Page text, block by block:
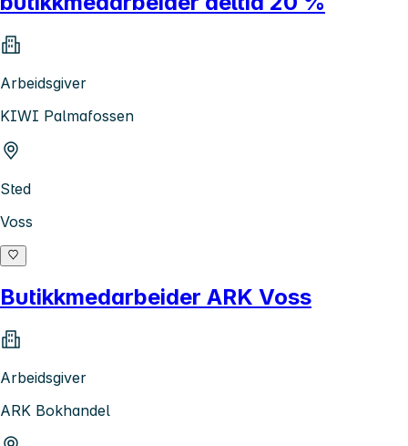
Arbeidsgiver
KIWI Palmafossen
Sted
Voss
Butikkmedarbeider ARK Voss
Arbeidsgiver
ARK Bokhandel